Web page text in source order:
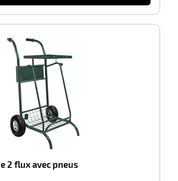
2 flux avec pneus